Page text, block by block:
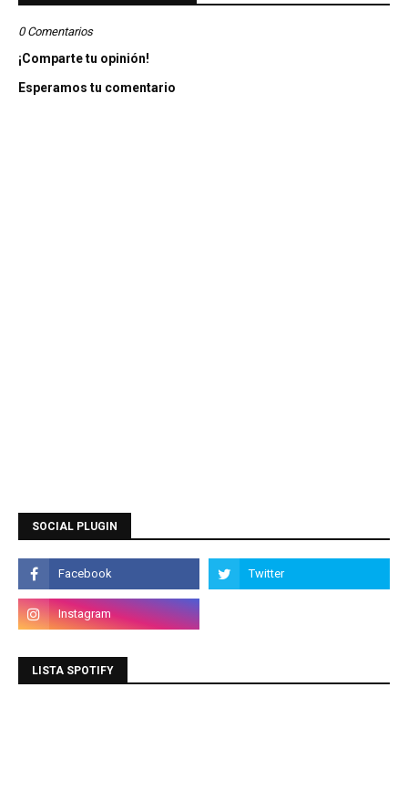
0 Comentarios
¡Comparte tu opinión!
Esperamos tu comentario
SOCIAL PLUGIN
LISTA SPOTIFY